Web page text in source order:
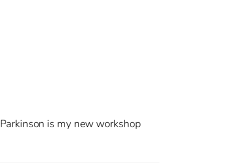
Parkinson is my new workshop